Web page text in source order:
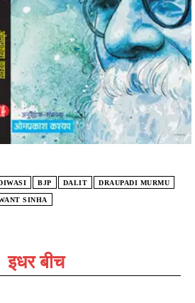
इधर बीच
BJP DALIT DRAUPADI MURMU
SINHA